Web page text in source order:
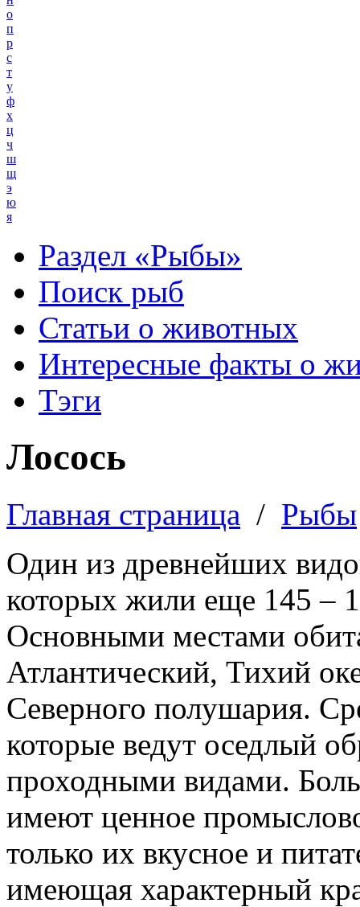
о
п
р
с
т
у
ф
х
ц
ч
ш
щ
э
ю
я
Раздел «Рыбы»
Поиск рыб
Статьи о животных
Интересные факты о
Тэги
Лосось
Главная страница / Рыбы
Один из древнейших
которых жили еще 145 –
Основными местами
Атлантический, Тихий
Северного полушария.
которые ведут оседлый
проходными видами.
имеют ценное
только их вкусное и
имеющая характерный